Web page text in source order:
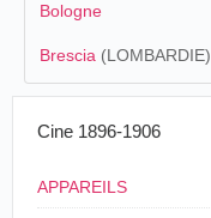
Bologne
Brescia (LOMBARDIE)
Cine 1896-1906
APPAREILS